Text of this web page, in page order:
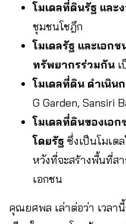
โมเดลที่ดินรัฐ และ
ชุมชนโชฎึก
โมเดลรัฐ และเอ
ทรัพยากรร่วมกัน
โมเดลที่ดิน ดำเนิน
G Garden, Sansiri
โมเดลที่ดินของเอ
โดยรัฐ ซึ่งเป็นโมเด
หวังที่จะสร้างพื้นที่ส
เอกชน
คุณยศพล เล่าต่อว่า เวลา